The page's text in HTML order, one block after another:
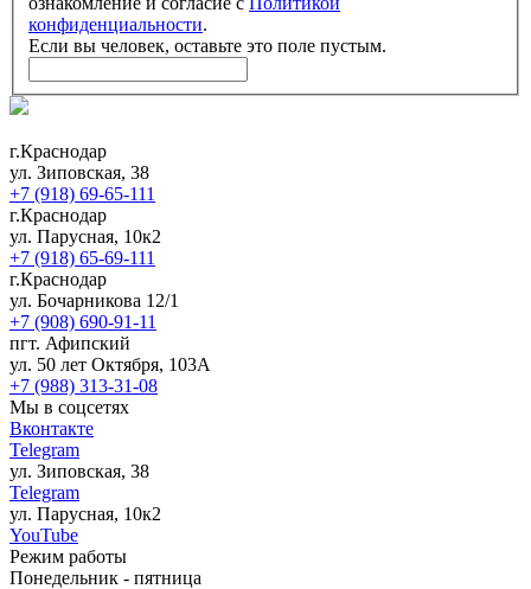
конфиденциальности.
Если вы человек, оставьте это поле пустым.
г.Краснодар
ул. Зиповская, 38
+7 (918) 69-65-111
г.Краснодар
ул. Парусная, 10к2
+7 (918) 65-69-111
г.Краснодар
ул. Бочарникова 12/1
+7 (908) 690-91-11
пгт. Афипский
ул. 50 лет Октября, 103А
+7 (988) 313-31-08
Мы в соцсетях
Вконтакте
Telegram
ул. Зиповская, 38
Telegram
ул. Парусная, 10к2
YouTube
Режим работы
Понедельник - пятница